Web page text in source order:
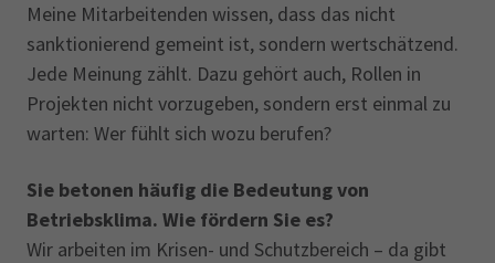
Meine Mitarbeitenden wissen, dass das nicht
sanktionierend gemeint ist, sondern wertschätzend.
Jede Meinung zählt. Dazu gehört auch, Rollen in
Projekten nicht vorzugeben, sondern erst einmal zu
warten: Wer fühlt sich wozu berufen?
Sie betonen häufig die Bedeutung von
Betriebsklima. Wie fördern Sie es?
Wir arbeiten im Krisen- und Schutzbereich – da gibt